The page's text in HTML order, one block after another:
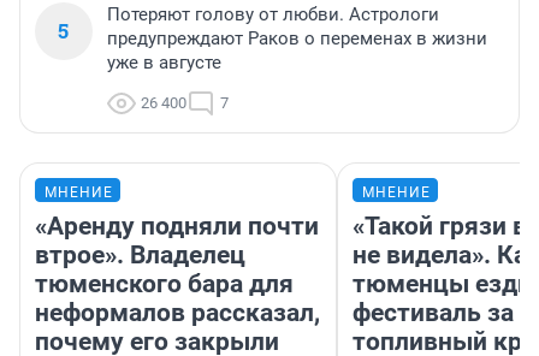
5
Потеряют голову от любви. Астрологи
предупреждают Раков о переменах в жизни
уже в августе
26 400 7
МНЕНИЕ
«Аренду подняли почти
втрое». Владелец
тюменского бара для
неформалов рассказал,
почему его закрыли
МНЕНИЕ
«Такой грязи
не видела».
тюменцы
фестиваль за
топливный